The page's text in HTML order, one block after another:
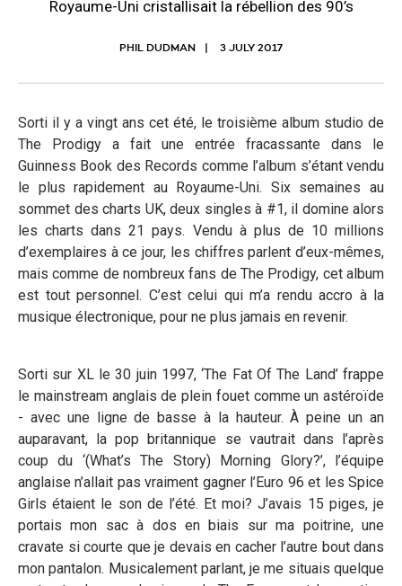
Royaume-Uni cristallisait la rébellion des 90’s
PHIL DUDMAN 3 JULY 2017
Sorti il y a vingt ans cet été, le troisième album studio de
The Prodigy a fait une entrée fracassante dans le
Guinness Book des Records comme l’album s’étant vendu
le plus rapidement au Royaume-Uni. Six semaines au
sommet des charts UK, deux singles à #1, il domine alors
les charts dans 21 pays. Vendu à plus de 10 millions
d’exemplaires à ce jour, les chiffres parlent d’eux-mêmes,
mais comme de nombreux fans de The Prodigy, cet album
est tout personnel. C’est celui qui m’a rendu accro à la
musique électronique, pour ne plus jamais en revenir.
Sorti sur XL le 30 juin 1997, ‘The Fat Of The Land’ frappe
le mainstream anglais de plein fouet comme un astéroïde
- avec une ligne de basse à la hauteur. À peine un an
auparavant, la pop britannique se vautrait dans l’après
coup du ‘(What’s The Story) Morning Glory?’, l’équipe
anglaise n’allait pas vraiment gagner l’Euro 96 et les Spice
Girls étaient le son de l’été. Et moi? J’avais 15 piges, je
portais mon sac à dos en biais sur ma poitrine, une
cravate si courte que je devais en cacher l’autre bout dans
mon pantalon. Musicalement parlant, je me situais quelque